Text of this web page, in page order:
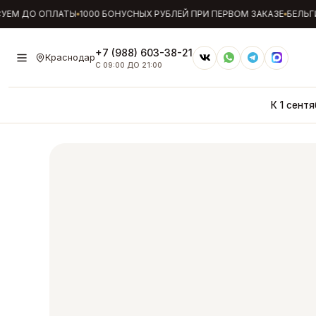
ДО ОПЛАТЫ 1000 БОНУСНЫХ РУБЛЕЙ ПРИ ПЕРВОМ ЗАКАЗЕ
Краснодар+7 (988) 603-38-21
С 09:00 ДО 21:00
К 1